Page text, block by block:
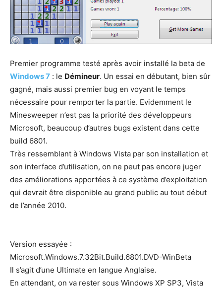
Premier programme testé après avoir installé la beta de
Windows 7 : le Démineur. Un essai en débutant, bien sûr
gagné, mais aussi premier bug en voyant le temps
nécessaire pour remporter la partie. Evidemment le
Minesweeper n’est pas la priorité des développeurs
Microsoft, beaucoup d’autres bugs existent dans cette
build 6801.
Très ressemblant à Windows Vista par son installation et
son interface d’utilisation, on ne peut pas encore juger
des améliorations apportées à ce système d’exploitation
qui devrait être disponible au grand public au tout début
de l’année 2010.
Version essayée :
Microsoft.Windows.7.32Bit.Build.6801.DVD-WinBeta
Il s’agit d’une Ultimate en langue Anglaise.
En attendant, on va rester sous Windows XP SP3, Vista